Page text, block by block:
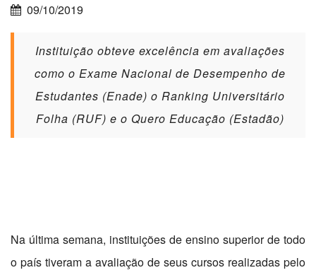
09/10/2019
Instituição obteve excelência em avaliações
como o Exame Nacional de Desempenho de
Estudantes (Enade) o Ranking Universitário
Folha (RUF) e o Quero Educação (Estadão)
Na última semana, instituições de ensino superior de todo
o país tiveram a avaliação de seus cursos realizadas pelo